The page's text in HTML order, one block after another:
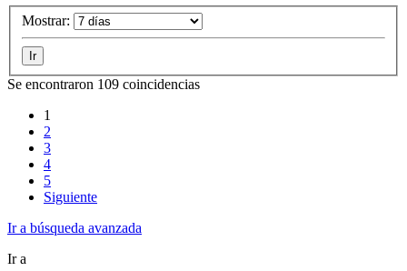
Mostrar:
Se encontraron 109 coincidencias
1
2
3
4
5
Siguiente
Ir a búsqueda avanzada
Ir a